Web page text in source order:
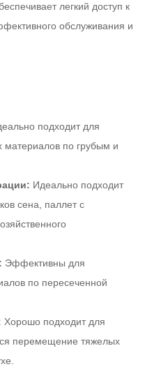
легкий доступ к
обслуживания и
подходит для
материалов по грубым и
Идеально подходит
сена, паллет с
Эффективны для
по пересеченной
Хорошо подходит для
перемещение тяжелых